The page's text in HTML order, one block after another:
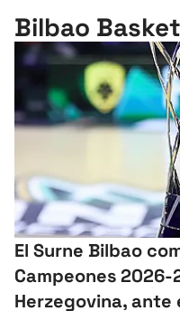
Bilbao Basket
El Surne Bilbao
Campeones 2026-
Herzegovina, ante